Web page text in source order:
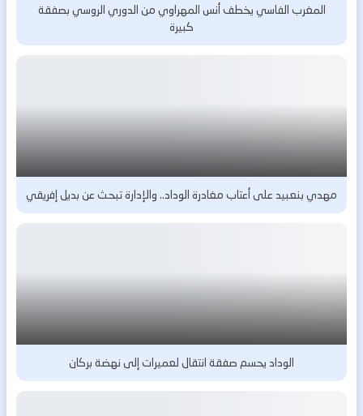
المغرب الفاسي يخطف أنس المهراوي من الدوري الروسي بصفقة
كبيرة
مهدي بنعبيد على أعتاب مغادرة الوداد.. والإدارة تبحث عن بديل إفريقي
الوداد يحسم صفقة انتقال لعميرات إلى نهضة بركان